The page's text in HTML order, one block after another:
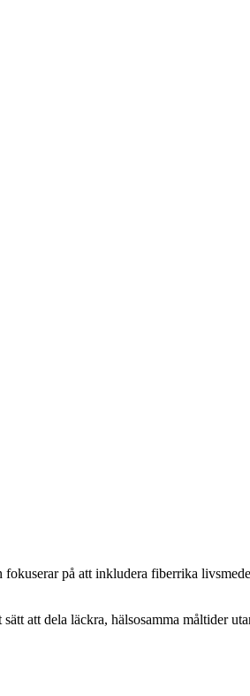
på att inkludera fiberrika
att dela läckra, hälsosamma måltider